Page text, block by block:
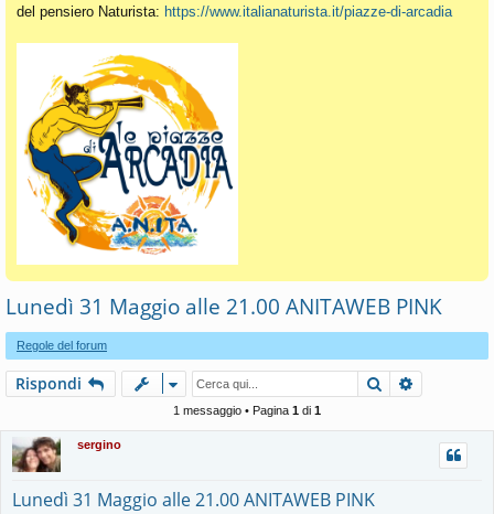
del pensiero Naturista: https://www.italianaturista.it/piazze-di-arcadia
Lunedì 31 Maggio alle 21.00 ANITAWEB PINK
Regole del forum
Rispondi Cerca
1 messaggio • Pagina 1 di 1
sergino
Lunedì 31 Maggio alle 21.00 ANITAWEB PINK